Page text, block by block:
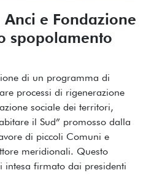
e Fondazione
spopolamento
di un programma di
processi di rigenerazione
sociale dei territori,
il Sud” promosso dalla
di piccoli Comuni e
meridionali. Questo
intesa firmato dai presidenti